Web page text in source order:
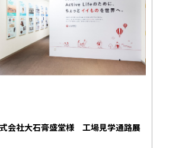
会社大石膏盛堂様 工場見学通路展